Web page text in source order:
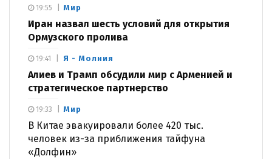
Мир
Иран назвал шесть условий для открытия
Ормузского пролива
19:55
Я - Молния
Алиев и Трамп обсудили мир с Арменией и
стратегическое партнерство
19:41
Мир
В Китае эвакуировали более 420 тыс.
человек из-за приближения тайфуна
«Долфин»
19:33